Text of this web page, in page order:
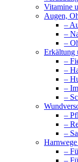
Vitamine
Augen,
–
–
–
Erkältung
–
–
–
–
–
–
–
–
–
–